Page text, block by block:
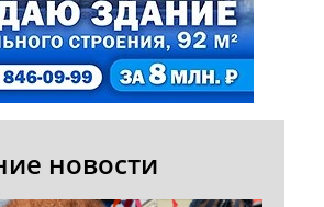
новости